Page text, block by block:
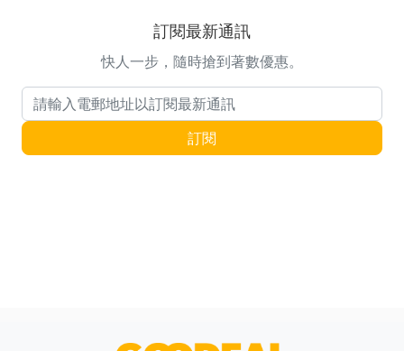
訂閱最新通訊
快人一步，隨時搶到著數優惠。
電郵地址 訂閱